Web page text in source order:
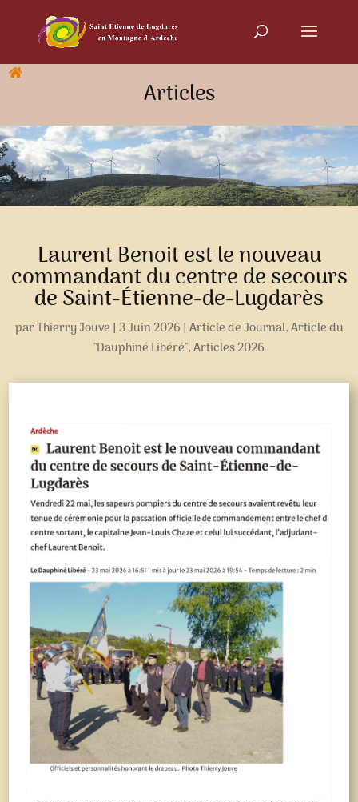
Articles
Laurent Benoit est le nouveau
commandant du centre de secours
de Saint-Étienne-de-Lugdarès
parThierry Jouve | 3 Juin 2026 | Article de Journal,Article du
"Dauphiné Libéré",Articles 2026